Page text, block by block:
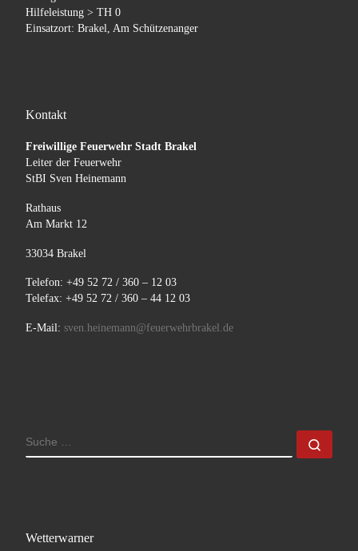
Hilfeleistung > TH 0
Einsatzort: Brakel, Am Schützenanger
Kontakt
Freiwillige Feuerwehr Stadt Brakel
Leiter der Feuerwehr
StBI Sven Heinemann
Rathaus
Am Markt 12
33034 Brakel
Telefon: +49 52 72 / 360 – 12 03
Telefax: +49 52 72 / 360 – 44 12 03
E-Mail: sven.heinemann@feuerwehrbrakel.de
SUCHE
Wetterwarner